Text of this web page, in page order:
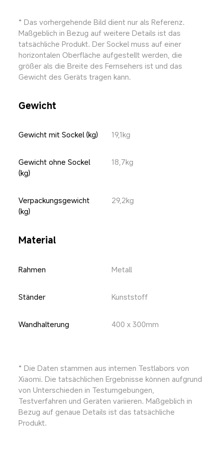
* Das vorhergehende Bild dient nur als Referenz.
Maßgeblich in Bezug auf weitere Details ist das
tatsächliche Produkt. Der Sockel muss auf einer
horizontalen Oberfläche aufgestellt werden, die
größer als die Breite des Fernsehers ist und das
Gewicht des Geräts tragen kann.
Gewicht
Gewicht mit Sockel (kg) 19,1kg
Gewicht ohne Sockel
(kg)
18,7kg
Verpackungsgewicht
(kg)
29,2kg
Material
Rahmen Metall
Ständer Kunststoff
Wandhalterung 400 x 300mm
* Die Daten stammen aus internen Testlabors von
Xiaomi. Die tatsächlichen Ergebnisse können aufgrund
von Unterschieden in Testumgebungen,
Testverfahren und Geräten variieren. Maßgeblich in
Bezug auf genaue Details ist das tatsächliche